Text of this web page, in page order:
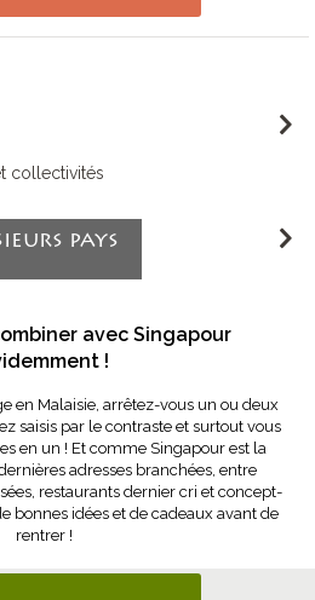
pays
avec Singapour
!
en Malaisie, arrêtez-vous un ou deux
saisis par le contraste et surtout vous
en un ! Et comme Singapour est la
adresses branchées, entre
restaurants dernier cri et concept-
bonnes idées et de cadeaux avant de
rentrer !
collectivités